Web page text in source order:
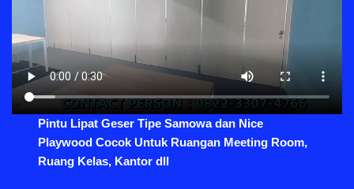
Pintu Lipat Geser Tipe Samowa dan Nice
Playwood Cocok Untuk Ruangan Meeting Room,
Ruang Kelas, Kantor dll